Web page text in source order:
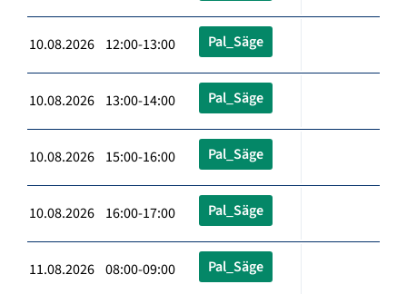
10.08.2026 12:00-13:00 Pal_Säge
10.08.2026 13:00-14:00 Pal_Säge
10.08.2026 15:00-16:00 Pal_Säge
10.08.2026 16:00-17:00 Pal_Säge
11.08.2026 08:00-09:00 Pal_Säge